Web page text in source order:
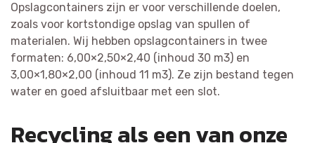
Opslagcontainers zijn er voor verschillende doelen,
zoals voor kortstondige opslag van spullen of
materialen. Wij hebben opslagcontainers in twee
formaten: 6,00×2,50×2,40 (inhoud 30 m3) en
3,00×1,80×2,00 (inhoud 11 m3). Ze zijn bestand tegen
water en goed afsluitbaar met een slot.
Recycling als een van onze